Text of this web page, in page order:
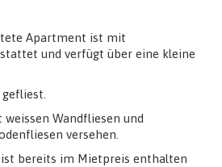
Apartment ist mit
und verfügt über eine kleine
Wandfliesen und
versehen.
bereits im Mietpreis enthalten